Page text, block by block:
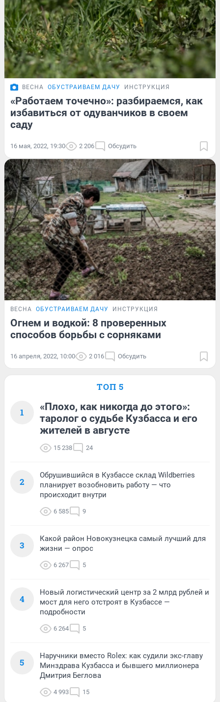
ВЕСНА ОБУСТРАИВАЕМ ДАЧУ ИНСТРУКЦИЯ
«Работаем точечно»: разбираемся, как
избавиться от одуванчиков в своем
саду
16 мая, 2022, 19:30 2 206 Обсудить
ВЕСНА ОБУСТРАИВАЕМ ДАЧУ ИНСТРУКЦИЯ
Огнем и водкой: 8 проверенных
способов борьбы с сорняками
16 апреля, 2022, 10:00 2 016 Обсудить
ТОП 5
1
«Плохо, как никогда до этого»:
таролог о судьбе Кузбасса и его
жителей в августе
15 238 24
2
Обрушившийся в Кузбассе склад Wildberries
планирует возобновить работу — что
происходит внутри
6 585 9
3
Какой район Новокузнецка самый лучший для
жизни — опрос
6 267 5
4
Новый логистический центр за 2 млрд рублей и
мост для него отстроят в Кузбассе —
подробности
6 264 5
5
Наручники вместо Rolex: как судили экс-главу
Минздрава Кузбасса и бывшего миллионера
Дмитрия Беглова
4 993 15